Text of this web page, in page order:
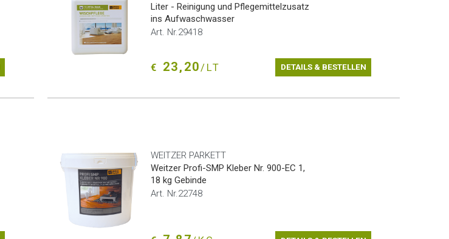
Liter - Reinigung und Pflegemittelzusatz
ins Aufwaschwasser
Art. Nr.29418
€ 23,20 /LT DETAILS & BESTELLEN
WEITZER PARKETT
Weitzer Profi-SMP Kleber Nr. 900-EC 1,
18 kg Gebinde
Art. Nr.22748